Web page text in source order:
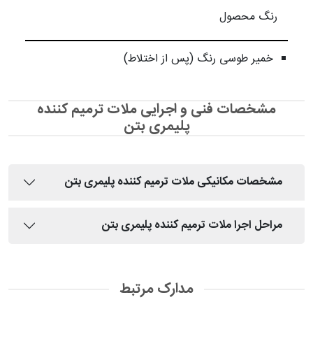
رنگ محصول
خمیر طوسی رنگ (پس از اختلاط)
مشخصات فنی و اجرایی ملات ترمیم کننده
پلیمری بتن
مشخصات مکانیکی ملات ترمیم کننده پلیمری بتن
مراحل اجرا ملات ترمیم کننده پلیمری بتن
مدارک مرتبط